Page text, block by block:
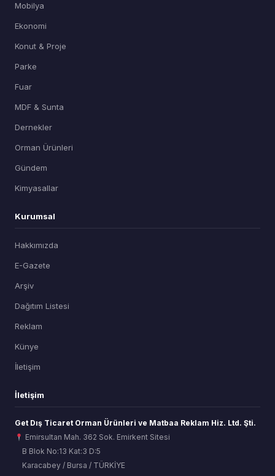
Mobilya
Ekonomi
Konut & Proje
Parke
Fuar
MDF & Sunta
Dernekler
Orman Ürünleri
Gündem
Kimyasallar
Kurumsal
Hakkımızda
E-Gazete
Arşiv
Dağıtım Listesi
Reklam
Künye
İletişim
İletişim
Get Dış Ticaret Orman Ürünleri ve Matbaa Reklam Hiz. Ltd. Şti.
Emirsultan Mah. 362 Sok. Emirkent Sitesi
B Blok No:13 Kat:3 D:5
Karacabey / Bursa / TÜRKİYE
ORSİAD AI